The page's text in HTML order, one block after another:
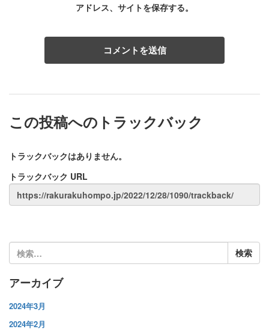
アドレス、サイトを保存する。
この投稿へのトラックバック
トラックバックはありません。
トラックバック URL
検
索:
アーカイブ
2024年3月
2024年2月